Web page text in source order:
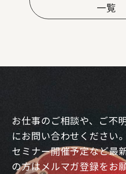
一覧
お仕事のご相談や、ご不
にお問い合わせください。
セミナー開催予定など最
の方はメルマガ登録をお